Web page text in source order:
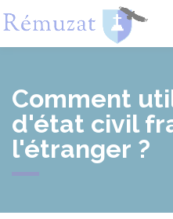
Comment
d'état civil
l'étranger ?